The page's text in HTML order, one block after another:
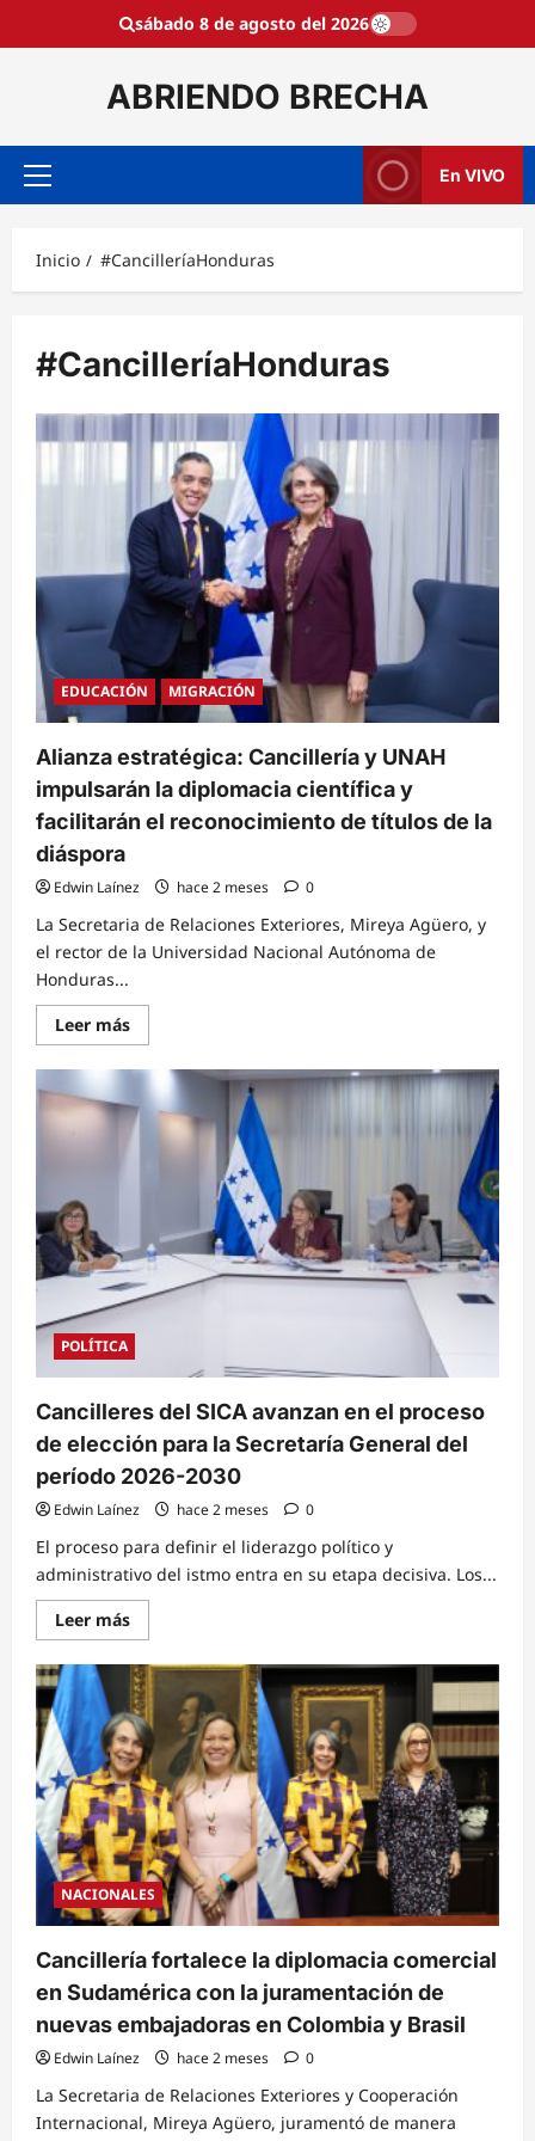
sábado 8 de agosto del 2026
ABRIENDO BRECHA
Menú
En VIVO
Inicio #CancilleríaHonduras
#CancilleríaHonduras
EDUCACIÓN MIGRACIÓN
Alianza estratégica: Cancillería y UNAH
impulsarán la diplomacia científica y
facilitarán el reconocimiento de títulos de la
diáspora
Edwin Laínez hace 2 meses 0
La Secretaria de Relaciones Exteriores, Mireya Agüero, y
el rector de la Universidad Nacional Autónoma de
Honduras...
Leer másRead
more
Alianza
estratégica:
Cancillería
y
UNAH
impulsarán
diplomacia
facilitarán
el
reconocimiento
de
títulos
la
diáspora
POLÍTICA
Cancilleres del SICA avanzan en el proceso
de elección para la Secretaría General del
período 2026-2030
Edwin Laínez hace 2 meses 0
El proceso para definir el liderazgo político y
administrativo del istmo entra en su etapa decisiva. Los...
Leer másRead
more
Cancilleres
del
SICA
avanzan
en
el
proceso
de
elección
para
la
Secretaría
General
del
período
2026-
NACIONALES
Cancillería fortalece la diplomacia comercial
en Sudamérica con la juramentación de
nuevas embajadoras en Colombia y Brasil
Edwin Laínez hace 2 meses 0
La Secretaria de Relaciones Exteriores y Cooperación
Internacional, Mireya Agüero, juramentó de manera